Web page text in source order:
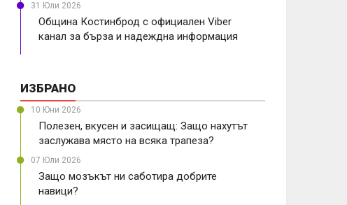
31 Юли 2026
Община Костинброд с официален Viber
канал за бърза и надеждна информация
ИЗБРАНО
10 Юни 2026
Полезен, вкусен и засищащ: Защо нахутът
заслужава място на всяка трапеза?
07 Юли 2026
Защо мозъкът ни саботира добрите
навици?